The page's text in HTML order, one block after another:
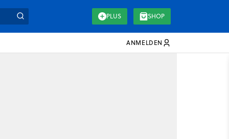
PLUS SHOP
ANMELDEN